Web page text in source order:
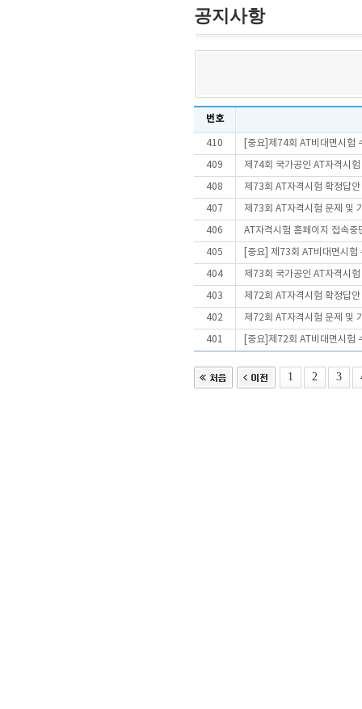
공지사항
번호
410 [중요]제74회 AT비대면시험
409 제74회 국가공인 AT자격시
408 제73회 AT자격시험 확정답
407 제73회 AT자격시험 문제 및
406 AT자격시험 홈페이지 접속중
405 [중요] 제73회 AT비대면시험
404 제73회 국가공인 AT자격시
403 제72회 AT자격시험 확정답
402 제72회 AT자격시험 문제 및
401 [중요]제72회 AT비대면시험
1 2 3